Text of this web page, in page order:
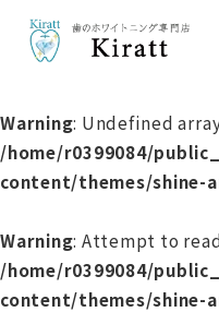
Warning: Undefined
/home/r0399084/
content/themes/shine-
Warning: Attempt to
/home/r0399084/
content/themes/shine-